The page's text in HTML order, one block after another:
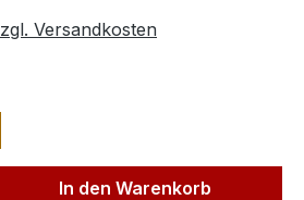
Versandkosten
Gib den
In den Warenkorb